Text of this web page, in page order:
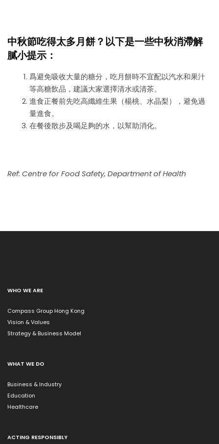
中秋節吃得太多月餅？以下是一些中秋消滯解
膩小提示：
爲避免吸收大量的糖分，吃月餅時不宜配以汽水和果汁
等高糖飲品，建議大家選擇清水或清茶。
進食正餐前先吃高纖維生果（楊桃、水晶梨），避免過
量進食。
在餐後散步及喝足夠的水，以幫助消化。
Ref: Centre for Food Safety, Department of Health
WHO WE ARE
Compass Group Hong Kong
Vision & Values
Strategy & Business Model
WHAT WE DO
Business & Industry
Education
Healthcare
ACTING RESPONSIBLY